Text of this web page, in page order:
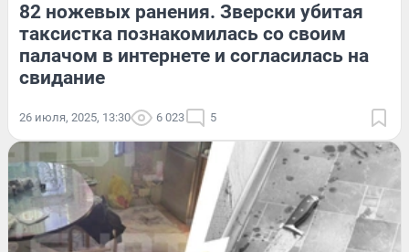
82 ножевых ранения. Зверски убитая
таксистка познакомилась со своим
палачом в интернете и согласилась на
свидание
26 июля, 2025, 13:30 6 023 5